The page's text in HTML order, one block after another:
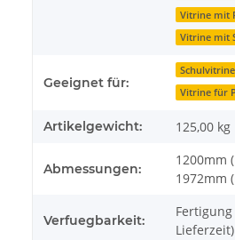
Vitrine mit
Vitrine mit
Geeignet für:
Vitrine für
Artikelgewicht: 125,00 kg
Abmessungen:
1200mm
1972mm
Verfuegbarkeit:
Lieferzeit)